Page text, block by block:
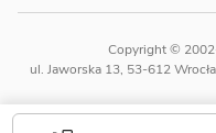
Copyright ©
ul. Jaworska 13, 53-612